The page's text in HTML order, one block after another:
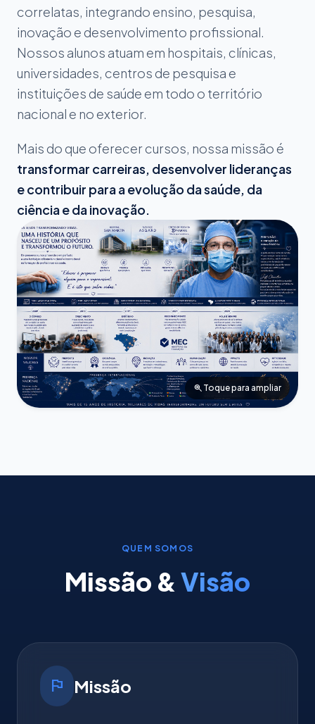
correlatas, integrando ensino, pesquisa,
inovação e desenvolvimento profissional.
Nossos alunos atuam em hospitais, clínicas,
universidades, centros de pesquisa e
instituições de saúde em todo o território
nacional e no exterior.
Mais do que oferecer cursos, nossa missão é
transformar carreiras, desenvolver lideranças
e contribuir para a evolução da saúde, da
ciência e da inovação.
zoom_in Toque para ampliar
QUEM SOMOS
Missão & Visão
flag Missão